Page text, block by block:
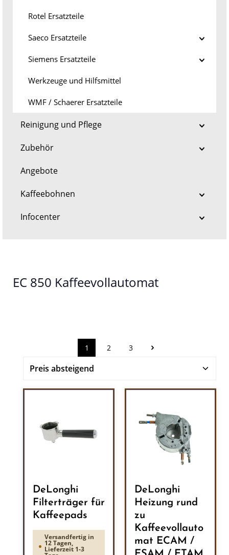
Rotel Ersatzteile
Saeco Ersatzteile
Siemens Ersatzteile
Werkzeuge und Hilfsmittel
WMF / Schaerer Ersatzteile
Reinigung und Pflege
Zubehör
Angebote
Kaffeebohnen
Infocenter
EC 850 Kaffeevollautomat
Seite
1 Seite
2 Seite
3
DeLonghi
Filterträger für
Kaffeepads
Versandfertig in
12 Tagen,
Lieferzeit 1-3
DeLonghi
Heizung rund
zu
Kaffeevollauto
mat ECAM /